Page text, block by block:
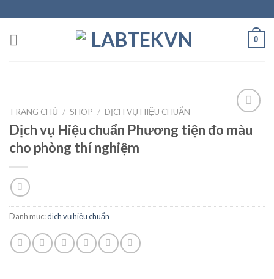
to
content
0
TRANG CHỦ / SHOP / DỊCH VỤ HIỆU CHUẨN
Dịch vụ Hiệu chuẩn Phương tiện đo màu
cho phòng thí nghiệm
Danh mục:dịch vụ hiệu chuẩn